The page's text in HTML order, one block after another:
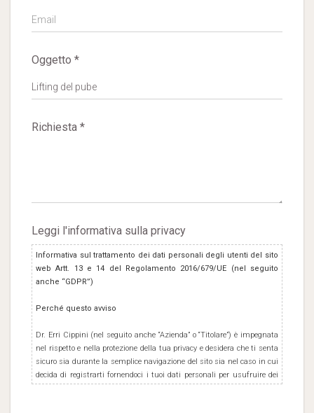
Oggetto *
Richiesta *
Leggi l'informativa sulla privacy
Informativa sul trattamento dei dati personali degli utenti del sito
web Artt. 13 e 14 del Regolamento 2016/679/UE (nel seguito
anche “GDPR”)
Perché questo avviso
Dr. Erri Cippini (nel seguito anche “Azienda” o “Titolare”) è impegnata
nel rispetto e nella protezione della tua privacy e desidera che ti senta
sicuro sia durante la semplice navigazione del sito sia nel caso in cui
decida di registrarti fornendoci i tuoi dati personali per usufruire dei